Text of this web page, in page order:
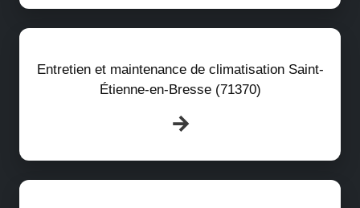
Entretien et maintenance de climatisation Saint-
Étienne-en-Bresse (71370)